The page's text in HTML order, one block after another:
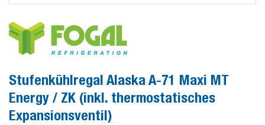
Stufenkühlregal Alaska A-71 Maxi MT
Energy / ZK (inkl. thermostatisches
Expansionsventil)